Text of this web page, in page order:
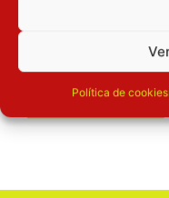
Política de cookies